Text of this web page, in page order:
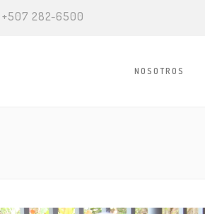
+507 282-6500
NOSOTROS